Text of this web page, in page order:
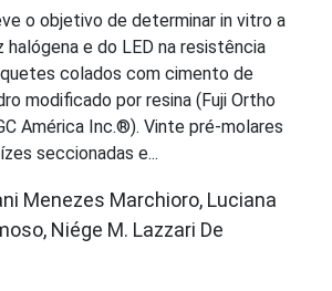
o objetivo de determinar in vitro a
halógena e do LED na resistência
colados com cimento de
modificado por resina (Fuji Ortho
América Inc.®). Vinte pré-molares
seccionadas e...
Menezes Marchioro, Luciana
Niége M. Lazzari De